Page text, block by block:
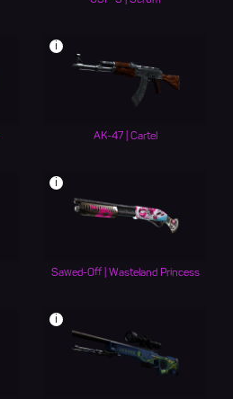
i
AK-47 | Cartel
i
Sawed-Off | Wasteland Princess
i